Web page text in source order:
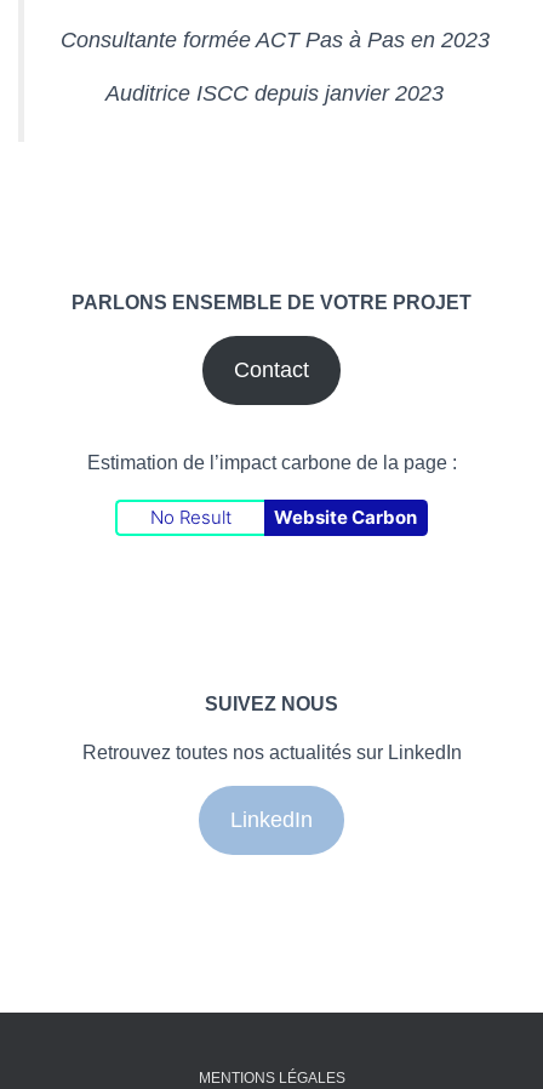
Consultante formée ACT Pas à Pas en 2023
Auditrice ISCC depuis janvier 2023
PARLONS ENSEMBLE DE VOTRE PROJET
Contact
Estimation de l’impact carbone de la page :
No Result Website Carbon
SUIVEZ NOUS
Retrouvez toutes nos actualités sur LinkedIn
LinkedIn
MENTIONS LÉGALES